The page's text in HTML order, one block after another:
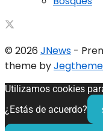
© 2026 JNews -
theme byJegtheme
Utilizamos cookies
¿Estás de acuerdo?